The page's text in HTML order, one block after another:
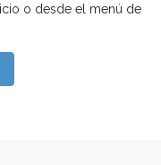
o desde el menú de